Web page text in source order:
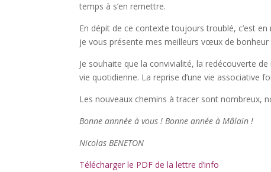
temps à s’en remettre.
En dépit de ce contexte toujours troublé, c’est
je vous présente mes meilleurs vœux de
Je souhaite que la convivialité, la redécouverte
vie quotidienne. La reprise d’une vie associative
Les nouveaux chemins à tracer sont nombreux,
Bonne annnée à vous ! Bonne année à Mâlain !
Nicolas BENETON
Télécharger le PDF de la lettre d’info